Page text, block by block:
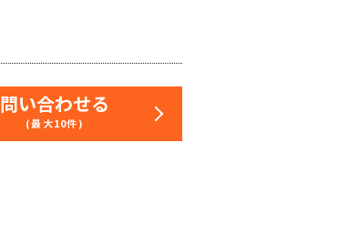
問い合わせる
(最大10件)